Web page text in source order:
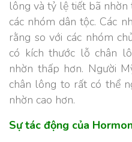
lông và tỷ lệ tiết bã nhờn
các nhóm dân tộc. Các
rằng so với các nhóm
có kích thước lỗ chân
nhờn thấp hơn. Người
chân lông to rất có thể
nhờn cao hơn.
Sự tác động của